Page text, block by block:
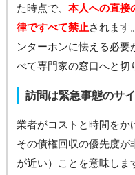
た時点で、 本人への直接
律ですべて禁止されます
ンターホンに怯える必
べて専門家の窓口へと切
訪問は緊急事態のサ
業者がコストと時間をか
その債権回収の優先度が
が近い）ことを意味しま